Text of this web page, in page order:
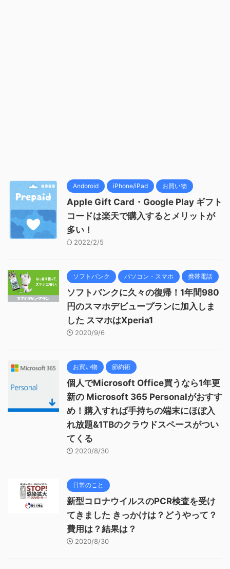
Andoroid iPhone/iPad お買い物
Apple Gift Card・Google Play ギフト
コードは楽天で購入するとメリットが
多い！
2022/2/5
ソフトバンク パソコン・スマホ 携帯電話
ソフトバンクに久々の復帰！1年間980
円のスマホデビュープランに加入しま
した スマホはXperia1
2020/9/6
お買い物 節約術
個人でMicrosoft Office買うなら1年更
新の Microsoft 365 Personalがおすす
め！購入すれば手持ちの端末にほぼ入
れ放題&1TBのクラウドスペースがつい
てくる
2020/8/30
日常のこと
新型コロナウイルスのPCR検査を受け
てきました きっかけは？どうやって？
費用は？結果は？
2020/8/30